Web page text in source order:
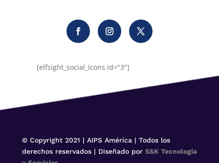
[elfsight_social_icons id="3"]
© Copyright 2021 | AIPS América | Todos los
derechos reservados | Diseñado por S&K Tecnología